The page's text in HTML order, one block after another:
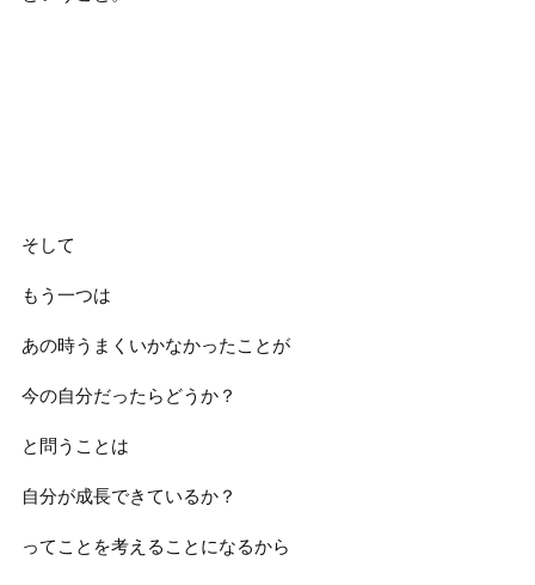
そして
もう一つは
あの時うまくいかなかったことが
今の自分だったらどうか？
と問うことは
自分が成長できているか？
ってことを考えることになるから